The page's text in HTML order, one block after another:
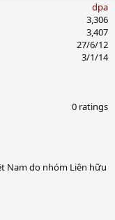
dpa
3,306
3,407
27/6/12
3/1/14
0 ratings
Nam do nhóm Liên hữu